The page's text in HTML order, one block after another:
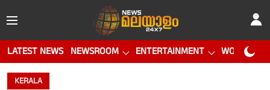
LATEST NEWS NEWSROOM ENTERTAINMENT WORLD CUP
KERALA